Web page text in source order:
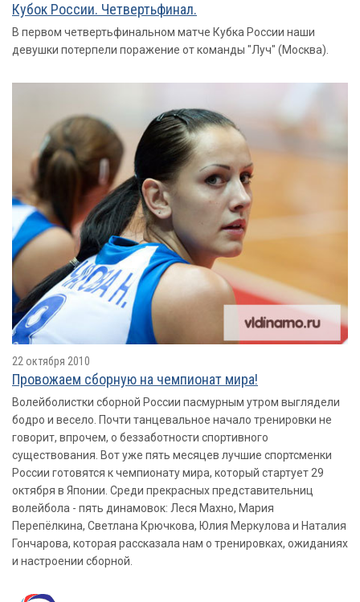
Кубок России. Четвертьфинал.
В первом четвертьфинальном матче Кубка России наши
девушки потерпели поражение от команды "Луч" (Москва).
22 октября 2010
Провожаем сборную на чемпионат мира!
Волейболистки сборной России пасмурным утром выглядели
бодро и весело. Почти танцевальное начало тренировки не
говорит, впрочем, о беззаботности спортивного
существования. Вот уже пять месяцев лучшие спортсменки
России готовятся к чемпионату мира, который стартует 29
октября в Японии. Среди прекрасных представительниц
волейбола - пять динамовок: Леся Махно, Мария
Перепёлкина, Светлана Крючкова, Юлия Меркулова и Наталия
Гончарова, которая рассказала нам о тренировках, ожиданиях
и настроении сборной.